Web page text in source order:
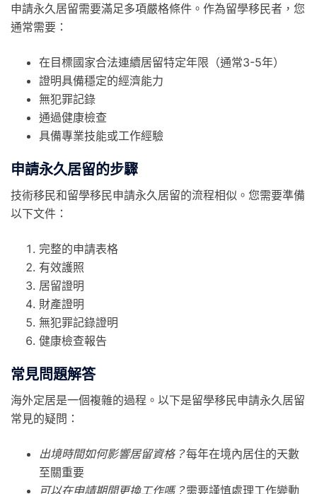
申請永久居留需要滿足多項嚴格條件。作為留學移民者，您
通常需要：
在目標國家合法連續居留特定年限（通常3-5年）
證明具備穩定的經濟能力
無犯罪記錄
通過健康檢查
具備專業技能或工作經驗
申請永久居留的步驟
技術移民和留學移民申請永久居留的流程相似。您需要準備
以下文件：
完整的申請表格
有效護照
居留證明
財產證明
無犯罪記錄證明
健康檢查報告
常見問題解答
海外定居是一個複雜的過程。以下是留學移民申請永久居留
常見的疑問：
出境時間如何影響居留資格？每年在境內居住的天數
至關重要
可以在申請期間更換工作嗎？需要謹慎處理工作變動